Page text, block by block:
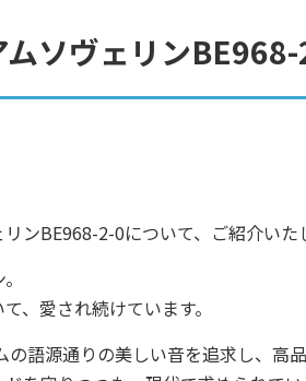
ソヴェリン
ンBE968-2-0について、ご紹介いた
、愛され続けています。
語源通りの美しい音を追求し、高